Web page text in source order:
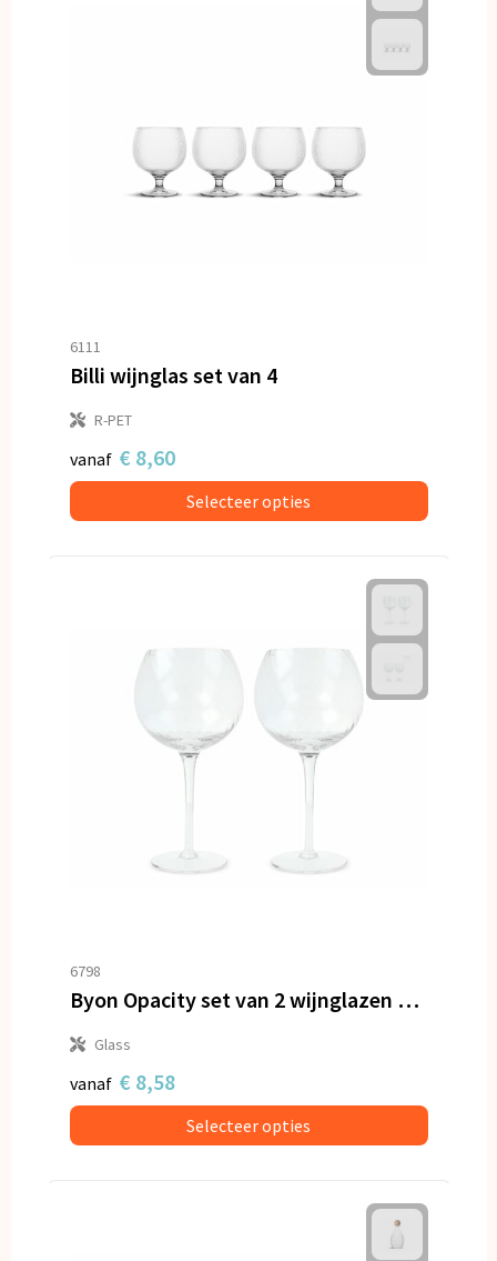
6111
Billi wijnglas set van 4
R-PET
vanaf € 8,60
Selecteer opties
6798
Byon Opacity set van 2 wijnglazen met stijlvol glaspatroon 470ml
Glass
vanaf € 8,58
Selecteer opties